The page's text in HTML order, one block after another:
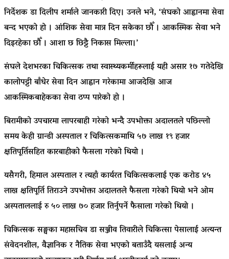
निर्देशक डा दिलीप शर्माले जानकारी दिए। उनले भने, ‘संघको आह्वानमा सेवा
बन्द भएको हो । आंशिक सेवा मात्र दिन सकेका छौँ । आकस्मिक सेवा भने
दिइरहेका छौँ । आशा छ छिट्टै निकास मिल्ला।’
संघले देशभरका चिकित्सक तथा स्वास्थ्यकर्मीहरूलाई यही असार १७ गतेदेखि
कालोपट्टी बाँधेर सेवा दिन आह्वान गरेकामा आजदेखि आज
आकस्मिकबाहेकका सेवा ठप्प पारेको हो ।
बिरामीको उपचारमा लापरबाही गरेको भन्दै उपभोक्ता अदालतले पछिल्लो
समय केही ग्रान्डी अस्पताल र चिकित्सकमाथि ५७ लाख १९ हजार
क्षतिपूर्तिसहित कारबाहीको फैसला गरेको थियो ।
यसैगरी, हिमाल अस्पताल र त्यहाँ कार्यरत चिकित्सकलाई एक करोड ४५
लाख क्षतिपूर्ति तिराउने उपभोक्ता अदालतले फैसला गरेको थियो भने ओम
अस्पताललाई रु ५० लाख ७० हजार तिर्नुपर्ने फैसाला गरेको थियो ।
चिकित्सक सङ्घका महासचिव डा सञ्जीव तिवारीले चिकित्सा पेसालाई अत्यन्त
संवेदनशील, वैज्ञानिक र नैतिक सेवा भएको बताउँदै यसलाई अन्य